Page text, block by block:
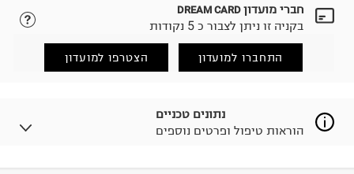
לבחירת בשיטת המשלוח המתאימה לכם,
הזמנתם והתחרטתם?
(במקום ב-19.9 ₪) לזמן מוגבל! חינם בהזמנות מעל 500 ₪.
למידע נא ללחוץ כאן
.
לפני החזרת החבילה, חשוב להדביק את מדבקת הגוביינא על
פריטים שבירים יש להחזיר עם שליח דרך ממשק ההחזרות
חברי מועדון DREAM CARD
בקניה זו ניתן לצבור כ 5 נקודות
התחברו למועדון הצטרפו למועדון
נתונים טכניים
הוראות טיפול ופרטים נוספים